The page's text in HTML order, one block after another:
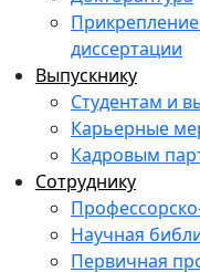
Прикрепление
диссертации
Выпускнику
Студентам и
Карьерные
Кадровым
Сотруднику
Научная
Первичная